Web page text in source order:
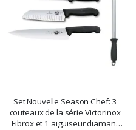
Set Nouvelle Season Chef: 3
couteaux de la série Victorinox
Fibrox et 1 aiguiseur diamant